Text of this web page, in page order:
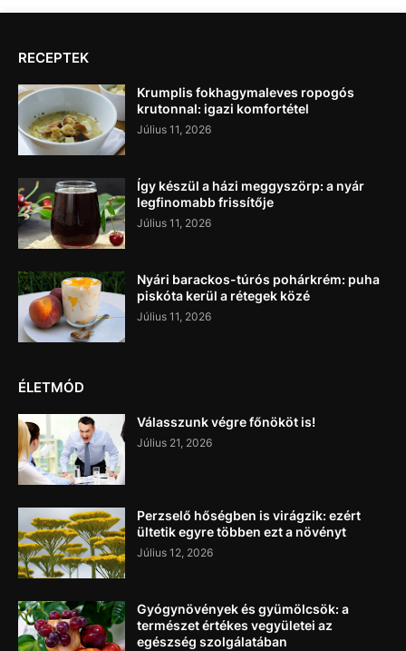
RECEPTEK
Krumplis fokhagymaleves ropogós
krutonnal: igazi komfortétel
Július 11, 2026
Így készül a házi meggyszörp: a nyár
legfinomabb frissítője
Július 11, 2026
Nyári barackos-túrós pohárkrém: puha
piskóta kerül a rétegek közé
Július 11, 2026
ÉLETMÓD
Válasszunk végre főnököt is!
Július 21, 2026
Perzselő hőségben is virágzik: ezért
ültetik egyre többen ezt a növényt
Július 12, 2026
Gyógynövények és gyümölcsök: a
természet értékes vegyületei az
egészség szolgálatában